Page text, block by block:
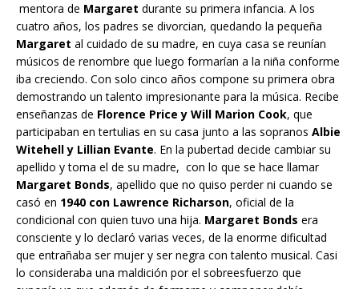
mentora de Margaret durante su primera infancia. A los
cuatro años, los padres se divorcian, quedando la pequeña
Margaret al cuidado de su madre, en cuya casa se reunían
músicos de renombre que luego formarían a la niña conforme
iba creciendo. Con solo cinco años compone su primera obra
demostrando un talento impresionante para la música. Recibe
enseñanzas de Florence Price y Will Marion Cook, que
participaban en tertulias en su casa junto a las sopranos Albie
Witehell y Lillian Evante. En la pubertad decide cambiar su
apellido y toma el de su madre, con lo que se hace llamar
Margaret Bonds, apellido que no quiso perder ni cuando se
casó en 1940 con Lawrence Richarson, oficial de la
condicional con quien tuvo una hija. Margaret Bonds era
consciente y lo declaró varias veces, de la enorme dificultad
que entrañaba ser mujer y ser negra con talento musical. Casi
lo consideraba una maldición por el sobreesfuerzo que